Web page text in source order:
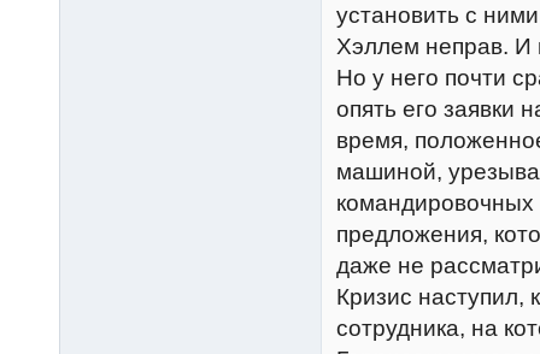
установить с
Хэллем неправ.
Но у него почти
опять его заявки
время,
машиной,
предложения,
даже не
Кризис наступил,
сотрудника, на